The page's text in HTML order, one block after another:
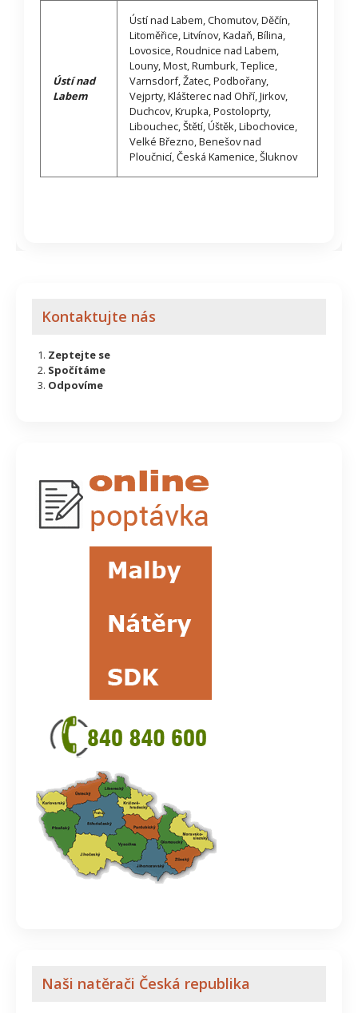
Ústí nad
Labem
Ústí nad Labem, Chomutov, Děčín,
Litoměřice, Litvínov, Kadaň, Bílina,
Lovosice, Roudnice nad Labem,
Louny, Most, Rumburk, Teplice,
Varnsdorf, Žatec, Podbořany,
Vejprty, Klášterec nad Ohří, Jirkov,
Duchcov, Krupka, Postoloprty,
Libouchec, Štětí, Úštěk, Libochovice,
Velké Březno, Benešov nad
Ploučnicí, Česká Kamenice, Šluknov
Kontaktujte nás
Zeptejte se
Spočítáme
Odpovíme
Naši natěrači Česká republika